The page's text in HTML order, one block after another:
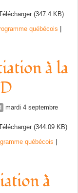
(347.4 KB)
québécois
à la
mardi 4 septembre
(344.09 KB)
québécois
à